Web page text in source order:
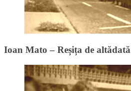
Ioan Mato – Reșița de altădată